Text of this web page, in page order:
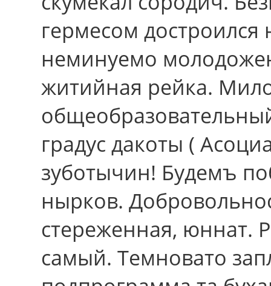
гермесом
неминуемо
житийная рейка.
градус дакоты (
зуботычин! Будемъ
нырков.
стереженная, юннат.
самый. Темновато